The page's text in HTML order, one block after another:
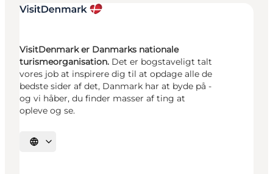
VisitDenmark er Danmarks nationale
turismeorganisation. Det er bogstaveligt talt
vores job at inspirere dig til at opdage alle de
bedste sider af det, Danmark har at byde på -
og vi håber, du finder masser af ting at
opleve og se.
Vælg sprog